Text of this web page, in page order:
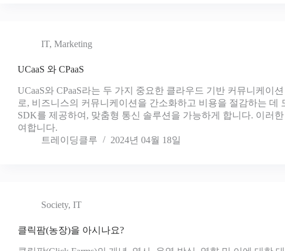
IT, Marketing
UCaaS 와 CPaaS
UCaaS와 CPaaS라는 두 가지 중요한 클라우드 기반 커뮤니케
로, 비즈니스의 커뮤니케이션을 간소화하고 비용을 절감하는
SDK를 제공하여, 맞춤형 통신 솔루션을 가능하게 합니다. 이러
여합니다.
트레이딩클루
2024년 04월 18일
Society, IT
클릭팜(농장)을 아시나요?